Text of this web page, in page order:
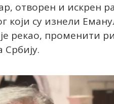
отворен и искрен
који су изнели
рекао, променити